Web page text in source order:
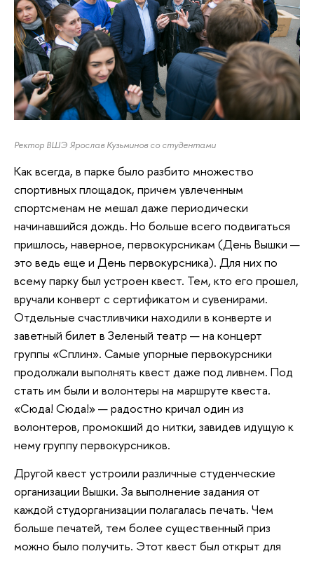
Ректор ВШЭ Ярослав Кузьминов со студентами
Как всегда, в парке было разбито множество
спортивных площадок, причем увлеченным
спортсменам не мешал даже периодически
начинавшийся дождь. Но больше всего подвигаться
пришлось, наверное, первокурсникам (День Вышки —
это ведь еще и День первокурсника). Для них по
всему парку был устроен квест. Тем, кто его прошел,
вручали конверт с сертификатом и сувенирами.
Отдельные счастливчики находили в конверте и
заветный билет в Зеленый театр — на концерт
группы «Сплин». Самые упорные первокурсники
продолжали выполнять квест даже под ливнем. Под
стать им были и волонтеры на маршруте квеста.
«Сюда! Сюда!» — радостно кричал один из
волонтеров, промокший до нитки, завидев идущую к
нему группу первокурсников.
Другой квест устроили различные студенческие
организации Вышки. За выполнение задания от
каждой студорганизации полагалась печать. Чем
больше печатей, тем более существенный приз
можно было получить. Этот квест был открыт для